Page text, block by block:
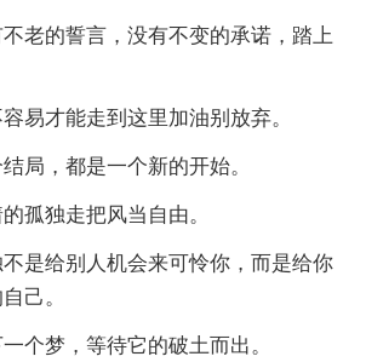
的誓言，没有不变的承诺，踏上
才能走到这里加油别放弃。
，都是一个新的开始。
独走把风当自由。
给别人机会来可怜你，而是给你
己。
梦，等待它的破土而出。